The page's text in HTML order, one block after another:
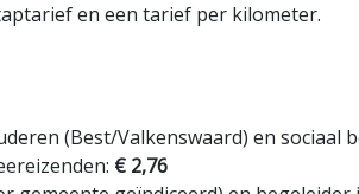
en een tarief per kilometer.
(Best/Valkenswaard) en sociaal
€ 2,76